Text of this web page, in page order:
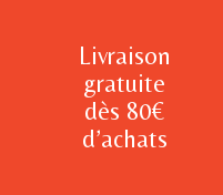
Livraison
gratuite
dès 80€
d’achats